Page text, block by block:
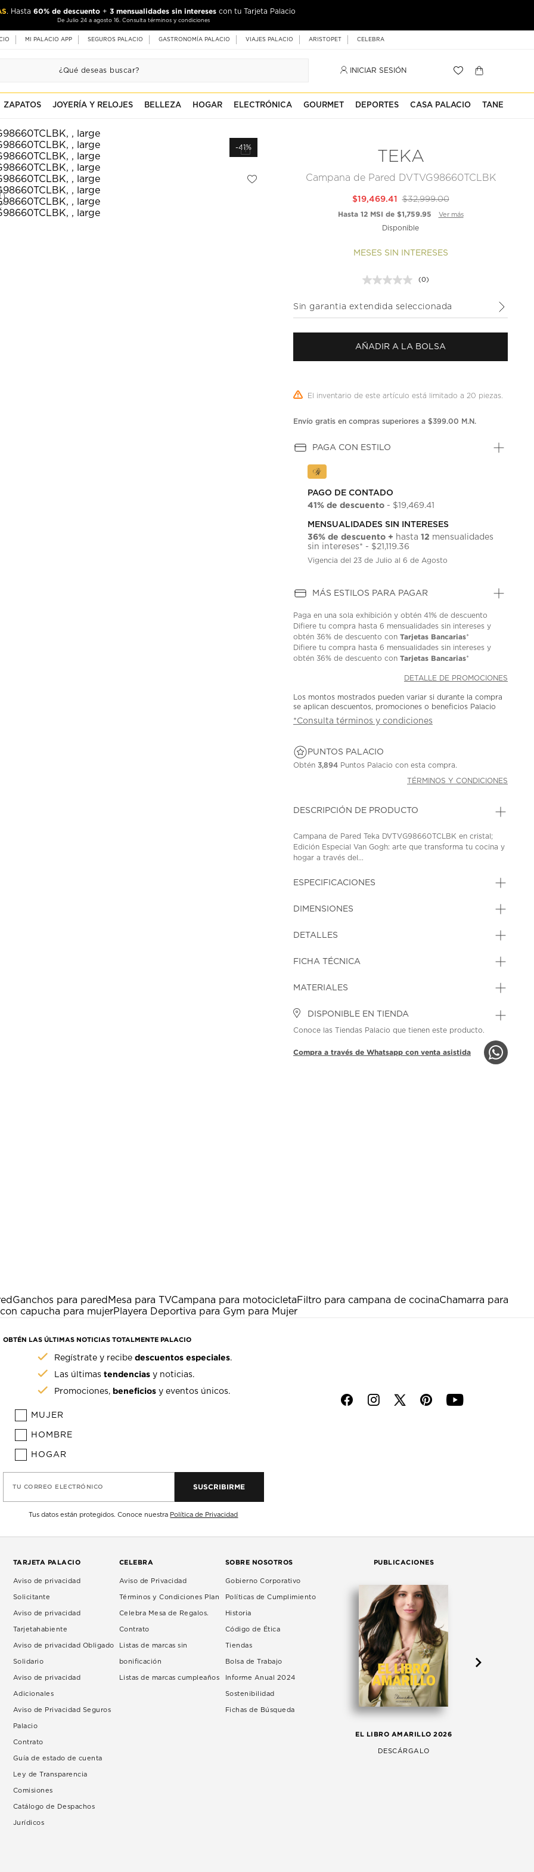
. Hasta 60% de descuento + 3 mensualidades sin intereses con tu Tarjeta Palacio
De Julio 24 a agosto 16. Consulta términos y condiciones
MI PALACIO APP SEGUROS PALACIO GASTRONOMÍA PALACIO VIAJES PALACIO ARISTOPET CELEBRA
INICIAR SESIÓN
ZAPATOS JOYERÍA Y RELOJES BELLEZA HOGAR ELECTRÓNICA GOURMET DEPORTES CASA PALACIO TANE
-41%
TEKA
Campana de Pared DVTVG98660TCLBK
$32,999.00
$19,469.41
Hasta 12 MSI de $1,759.95 Ver más
Disponible
MESES SIN INTERESES
Sin
Enlace
misma
página.
(0)
Sin garantia extendida seleccionada
AÑADIR A LA BOLSA
El inventario de este artículo está limitado a 20 piezas.
Envío gratis en compras superiores a $399.00 M.N.
PAGA CON ESTILO
PAGO DE CONTADO
41% de descuento - $19,469.41
MENSUALIDADES SIN INTERESES
36% de descuento + hasta12 mensualidades
sin intereses* - $21,119.36
Vigencia del 23 de Julio al 6 de Agosto
MÁS ESTILOS PARA PAGAR
Paga en una sola exhibición y obtén 41% de descuento
Difiere tu compra hasta 6 mensualidades sin intereses y
obtén 36% de descuento conTarjetas Bancarias*
Difiere tu compra hasta 6 mensualidades sin intereses y
obtén 36% de descuento conTarjetas Bancarias*
DETALLE DE PROMOCIONES
Los montos mostrados pueden variar si durante la compra
se aplican descuentos, promociones o beneficios Palacio
*Consulta términos y condiciones
PUNTOS PALACIO
Obtén3,894 Puntos Palacio con esta compra.
TÉRMINOS Y CONDICIONES
DESCRIPCIÓN DE PRODUCTO
Campana de Pared Teka DVTVG98660TCLBK en cristal;
Edición Especial Van Gogh: arte que transforma tu cocina y
hogar a través del...
ESPECIFICACIONES
DIMENSIONES
DETALLES
FICHA TÉCNICA
MATERIALES
DISPONIBLE EN TIENDA
Conoce las Tiendas Palacio que tienen este producto.
Compra a través de Whatsapp con venta asistida
Ganchos para pared Mesa para TVCampana para motocicletaFiltro para campana de cocinaChamarra para
capucha para mujerPlayera Deportiva para Gym para Mujer
OBTÉN LAS ÚLTIMAS NOTICIAS TOTALMENTE PALACIO
Regístrate y recibedescuentos especiales.
Las últimastendencias y noticias.
Promociones, beneficios y eventos únicos.
MUJER
HOMBRE
HOGAR
TU CORREO ELECTRÓNICO SUSCRIBIRME
Tus datos están protegidos. Conoce nuestra Política de Privacidad
f i p y
TARJETA PALACIO
Aviso de privacidad
Solicitante
Aviso de privacidad
Tarjetahabiente
Aviso de privacidad Obligado
Solidario
Aviso de privacidad
Adicionales
Aviso de Privacidad Seguros
Palacio
Contrato
Guía de estado de cuenta
Ley de Transparencia
Comisiones
Catálogo de Despachos
Jurídicos
CELEBRA
Aviso de Privacidad
Términos y Condiciones Plan
Celebra Mesa de Regalos.
Contrato
Listas de marcas sin
bonificación
Listas de marcas cumpleaños
SOBRE NOSOTROS
Gobierno Corporativo
Políticas de Cumplimiento
Historia
Código de Ética
Tiendas
Bolsa de Trabajo
Informe Anual 2024
Sostenibilidad
Fichas de Búsqueda
PUBLICACIONES
EL LIBRO AMARILLO 2026
DESCÁRGALO